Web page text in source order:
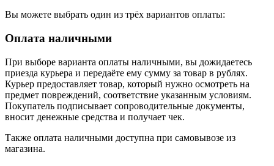
Вы можете выбрать один из трёх вариантов оплаты:
Оплата наличными
При выборе варианта оплаты наличными, вы дожидаетесь
приезда курьера и передаёте ему сумму за товар в рублях.
Курьер предоставляет товар, который нужно осмотреть на
предмет повреждений, соответствие указанным условиям.
Покупатель подписывает сопроводительные документы,
вносит денежные средства и получает чек.
Также оплата наличными доступна при самовывозе из
магазина.